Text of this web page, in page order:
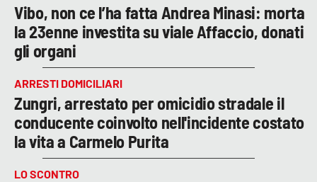
Vibo, non ce l’ha fatta Andrea Minasi: morta
la 23enne investita su viale Affaccio, donati
gli organi
ARRESTI DOMICILIARI
Zungri, arrestato per omicidio stradale il
conducente coinvolto nell'incidente costato
la vita a Carmelo Purita
LO SCONTRO